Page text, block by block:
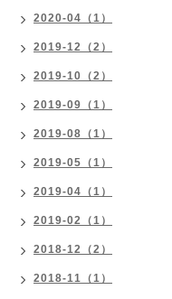
2020-04（1）
2019-12（2）
2019-10（2）
2019-09（1）
2019-08（1）
2019-05（1）
2019-04（1）
2019-02（1）
2018-12（2）
2018-11（1）